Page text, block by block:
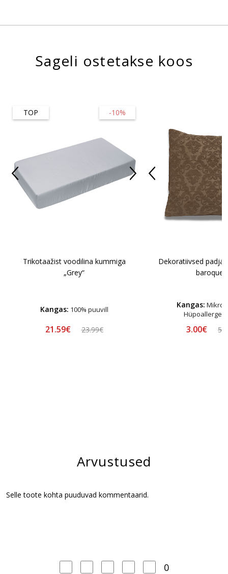
Sageli ostetakse koos
-10%
TOP
Trikotaažist voodilina kummiga
„Grey“
Kangas: 100% puuvill
21.59€ 23.99€
Dekoratiivsed
baroque"
Kangas:
3.00€
Arvustused
Selle toote kohta puuduvad kommentaarid.
0